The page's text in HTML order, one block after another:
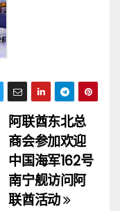
阿联酋东北总
商会参加欢迎
中国海军162号
南宁舰访问阿
联酋活动